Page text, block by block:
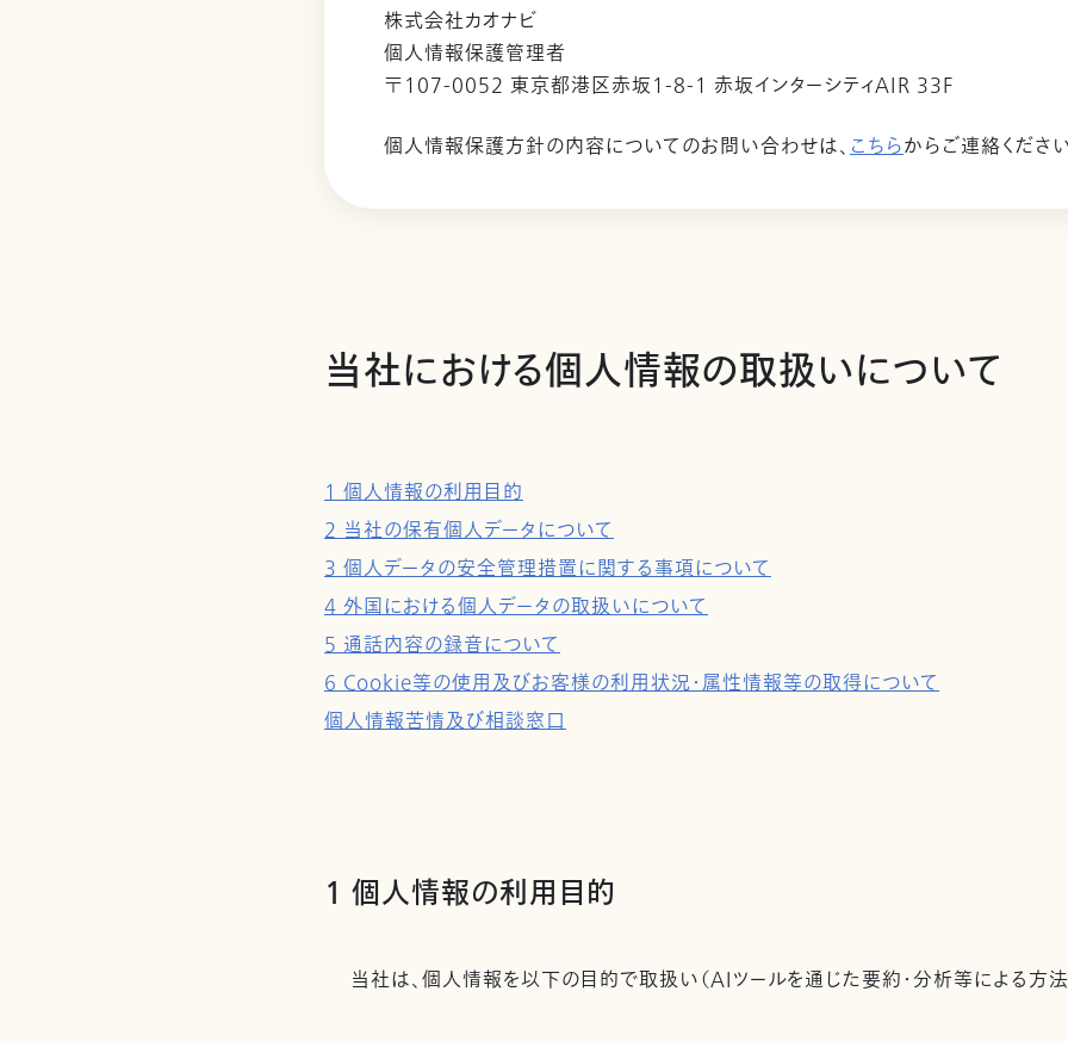
株式会社カオナビ
個人情報保護管理者
〒107-0052 東京都港区赤坂1-8-1 赤坂インターシティAIR 33F
個人情報保護方針の内容についてのお問い合わせは、こちらからご連絡くださ
当社における個人情報の取扱いについて
1 個人情報の利用目的
2 当社の保有個人データについて
3 個人データの安全管理措置に関する事項について
4 外国における個人データの取扱いについて
5 通話内容の録音について
6 Cookie等の使用及びお客様の利用状況・属性情報等の取得について
個人情報苦情及び相談窓口
1 個人情報の利用目的
当社は、個人情報を以下の目的で取扱い（AIツールを通じた要約・分析等による方法